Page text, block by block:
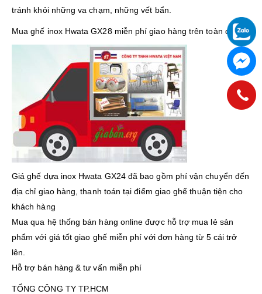
tránh khỏi những va chạm, những vết bẩn.
Mua ghế inox Hwata GX28 miễn phí giao hàng trên toàn quốc
Giá ghế dựa inox Hwata GX24 đã bao gồm phí vận chuyển đến
địa chỉ giao hàng, thanh toán tại điểm giao ghế thuận tiện cho
khách hàng
Mua qua hệ thống bán hàng online được hỗ trợ mua lẻ sản
phẩm với giá tốt giao ghế miễn phí với đơn hàng từ 5 cái trở
lên.
Hỗ trợ bán hàng & tư vấn miễn phí
TỔNG CÔNG TY TP.HCM